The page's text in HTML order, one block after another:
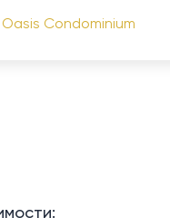
Condominium